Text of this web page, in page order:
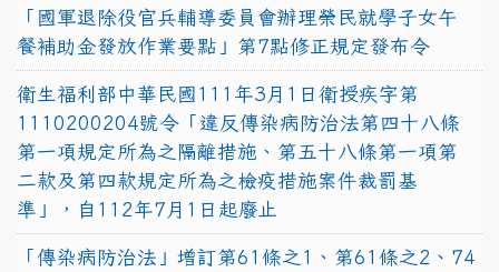
「國軍退除役官兵輔導委員會辦理榮民就學子女午
餐補助金發放作業要點」第7點修正規定發布令
衛生福利部中華民國111年3月1日衛授疾字第
1110200204號令「違反傳染病防治法第四十八條
第一項規定所為之隔離措施、第五十八條第一項第
二款及第四款規定所為之檢疫措施案件裁罰基
準」，自112年7月1日起廢止
「傳染病防治法」增訂第61條之1、第61條之2、74